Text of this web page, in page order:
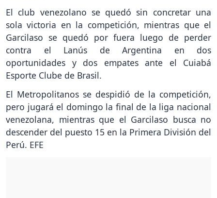
El club venezolano se quedó sin concretar una
sola victoria en la competición, mientras que el
Garcilaso se quedó por fuera luego de perder
contra el Lanús de Argentina en dos
oportunidades y dos empates ante el Cuiabá
Esporte Clube de Brasil.
El Metropolitanos se despidió de la competición,
pero jugará el domingo la final de la liga nacional
venezolana, mientras que el Garcilaso busca no
descender del puesto 15 en la Primera División del
Perú. EFE